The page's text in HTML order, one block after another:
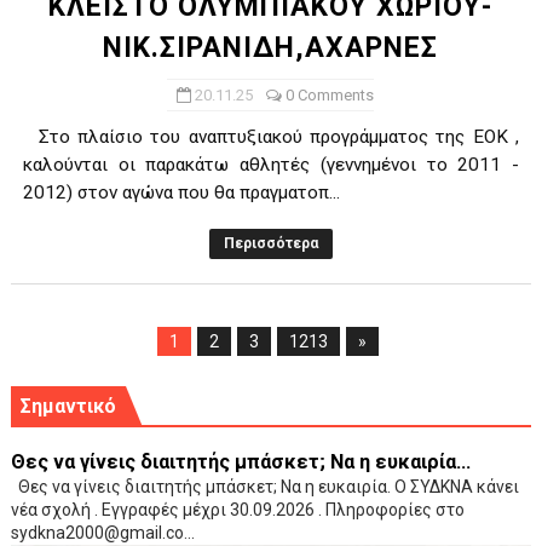
ΚΛΕΙΣΤΟ ΟΛΥΜΠΙΑΚΟΥ ΧΩΡΙΟΥ-
ΝΙΚ.ΣΙΡΑΝΙΔΗ,ΑΧΑΡΝΕΣ
20.11.25 0 Comments
Στο πλαίσιο του αναπτυξιακού προγράμματος της ΕΟΚ ,
καλούνται οι παρακάτω αθλητές (γεννημένοι το 2011 -
2012) στον αγώνα που θα πραγματοπ...
Περισσότερα
1 2 3 1213 »
Σημαντικό
Θες να γίνεις διαιτητής μπάσκετ; Να η ευκαιρία...
Θες να γίνεις διαιτητής μπάσκετ; Να η ευκαιρία. Ο ΣΥΔΚΝΑ κάνει
νέα σχολή . Εγγραφές μέχρι 30.09.2026 . Πληροφορίες στο
sydkna2000@gmail.co...